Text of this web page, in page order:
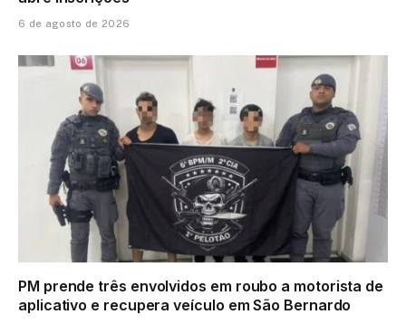
6 de agosto de 2026
PM prende três envolvidos em roubo a motorista de
aplicativo e recupera veículo em São Bernardo